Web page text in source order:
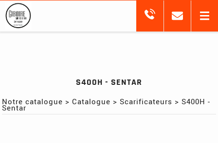
S400H - SENTAR
Notre catalogue >Catalogue >Scarificateurs >S400H -
Sentar